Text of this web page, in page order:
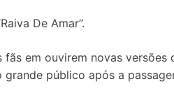
De Amar”.
em ouvirem novas versões
público após a